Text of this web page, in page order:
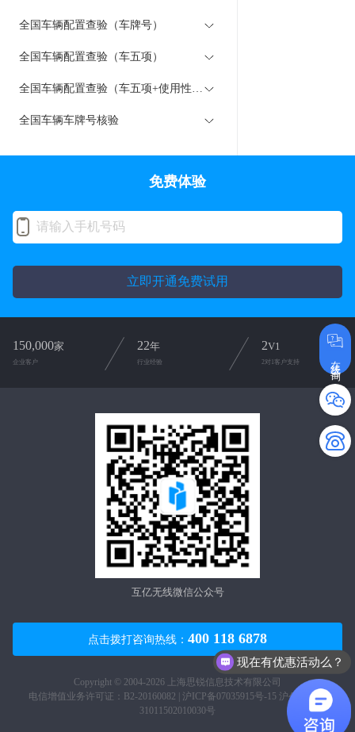
全国车辆配置查验（车牌号）
全国车辆配置查验（车五项）
全国车辆配置查验（车五项+使用性质）
全国车辆车牌号核验
在线咨询
免费体验
立即开通免费试用
150,000家
企业客户
22年
行业经验
2V1
2对1客户支持
互亿无线微信公众号
点击拨打咨询热线： 400 118 6878
Copyright © 2004-2026 上海思锐信息技术有限公司
电信增值业务许可证：B2-20160082 | 沪ICP备07035915号-15 沪公网安备
31011502010030号
可以介绍下你们的产品么？
现在有优惠活动么？